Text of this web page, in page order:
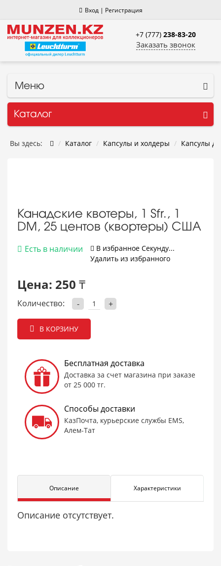
Вход| Регистрация
+7 (777) 238-83-20
Заказать звонок
Меню
Каталог
Вы здесь: Каталог Капсулы и холдеры Капсулы
Канадские квотеры, 1 Sfr., 1
DM, 25 центов (квортеры) США
Есть в наличии В избранное Cекунду...
Удалить из избранного
Цена: 250 ₸
Количество: - +
В КОРЗИНУ
Бесплатная доставка
Доставка за счет магазина при заказе
от 25 000 тг.
Способы доставки
КазПочта, курьерские службы EMS,
Алем-Тат
Описание Характеристики
Описание отсутствует.